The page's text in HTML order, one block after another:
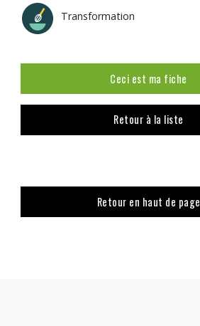
Transformation
Ceci est ma fiche
Retour à la liste
Retour en haut de page